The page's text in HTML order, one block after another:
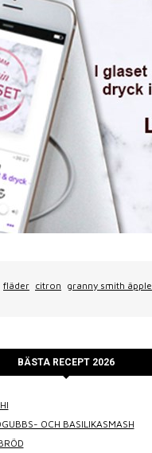
fläder citron granny smith äpple
BÄSTA RECEPT 2026
OCH BASILIKASMASH